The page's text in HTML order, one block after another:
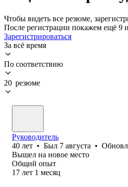
Чтобы видеть все резюме,
После регистрации покажем ещё 9
Зарегистрироваться
За всё время
По соответствию
20 резюме
Руководитель
40 лет • Был 7 августа •
Вышел на новое место
Общий опыт
17 лет 1 месяц